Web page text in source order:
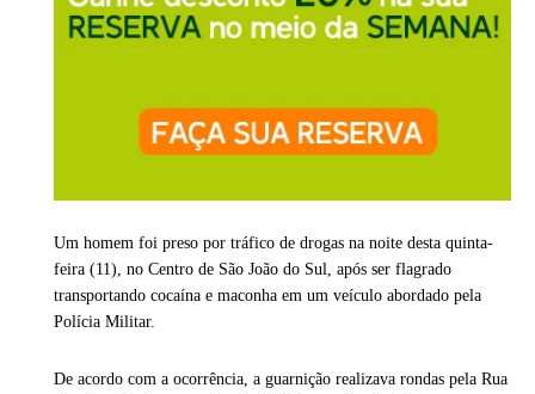
Um homem foi preso por tráfico de drogas na noite desta quinta-
feira (11), no Centro de São João do Sul, após ser flagrado
transportando cocaína e maconha em um veículo abordado pela
Polícia Militar.
De acordo com a ocorrência, a guarnição realizava rondas pela Rua